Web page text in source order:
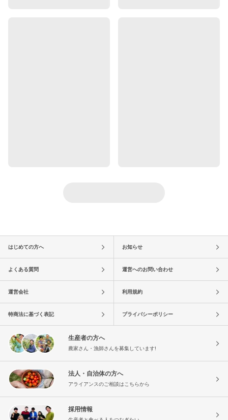
はじめての方へ お知らせ
よくある質問 運営へのお問い合わせ
運営会社 利用規約
特商法に基づく表記 プライバシーポリシー
生産者の方へ
農家さん・漁師さんを募集しています!
法人・自治体の方へ
アライアンスのご相談はこちらから
採用情報